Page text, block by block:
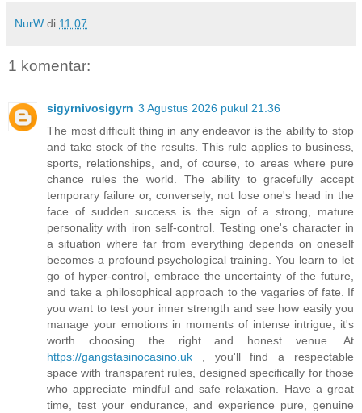
NurW di 11.07
1 komentar:
sigyrnivosigyrn 3 Agustus 2026 pukul 21.36
The most difficult thing in any endeavor is the ability to stop
and take stock of the results. This rule applies to business,
sports, relationships, and, of course, to areas where pure
chance rules the world. The ability to gracefully accept
temporary failure or, conversely, not lose one's head in the
face of sudden success is the sign of a strong, mature
personality with iron self-control. Testing one's character in
a situation where far from everything depends on oneself
becomes a profound psychological training. You learn to let
go of hyper-control, embrace the uncertainty of the future,
and take a philosophical approach to the vagaries of fate. If
you want to test your inner strength and see how easily you
manage your emotions in moments of intense intrigue, it's
worth choosing the right and honest venue. At
https://gangstasinocasino.uk , you'll find a respectable
space with transparent rules, designed specifically for those
who appreciate mindful and safe relaxation. Have a great
time, test your endurance, and experience pure, genuine